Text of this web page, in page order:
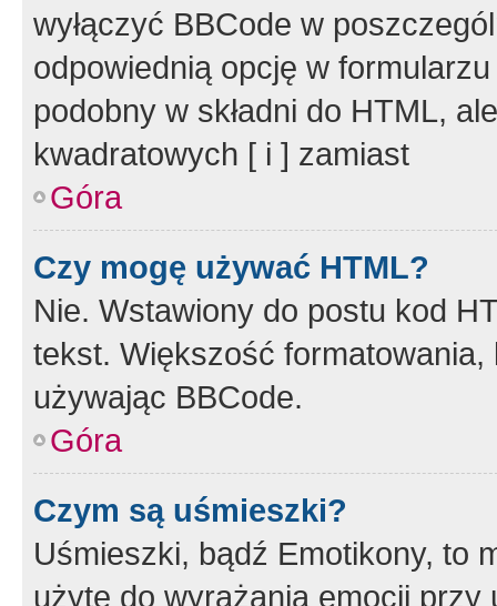
wyłączyć BBCode w
odpowiednią opcję w
podobny w składni do HTML,
kwadratowych [ i ] zamiast
Góra
Czy mogę używać HTML?
Nie. Wstawiony do postu kod
tekst. Większość
używając BBCode.
Góra
Czym są uśmieszki?
Uśmieszki, bądź Emotikony, to
użyte do wyrażania emocji